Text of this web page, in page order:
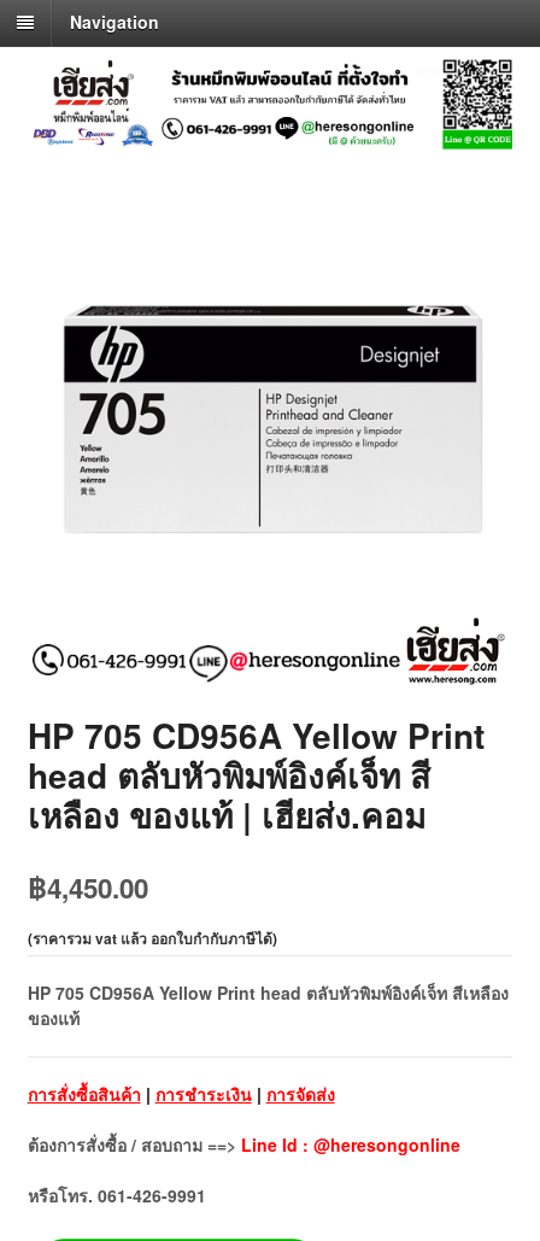
Navigation
HP 705 CD956A Yellow Print
head ตลับหัวพิมพ์อิงค์เจ็ท สี
เหลือง ของแท้ | เฮียส่ง.คอม
฿4,450.00
(ราคารวม vat แล้ว ออกใบกำกับภาษีได้)
HP 705 CD956A Yellow Print head ตลับหัวพิมพ์อิงค์เจ็ท สีเหลือง
ของแท้
การสั่งซื้อสินค้า | การชำระเงิน| การจัดส่ง
ต้องการสั่งซื้อ / สอบถาม ==> Line Id : @heresongonline
หรือโทร. 061-426-9991